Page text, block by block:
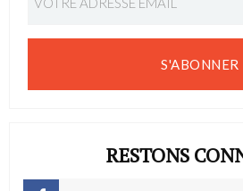
S'ABONNER
RESTONS